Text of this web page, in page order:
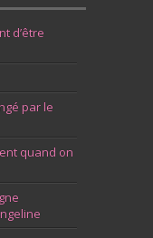
d’être
par le
quand on